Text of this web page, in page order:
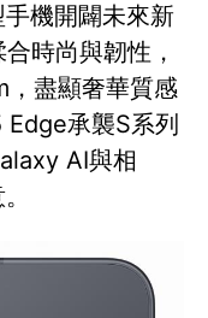
機開闢未來新
時尚與韌性，
盡顯奢華質感
承襲S系列
AI與相